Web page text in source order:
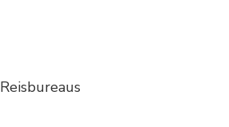
Reisbureaus